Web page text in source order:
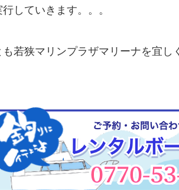
していきます。。。
若狭マリンプラザマリーナを宜し